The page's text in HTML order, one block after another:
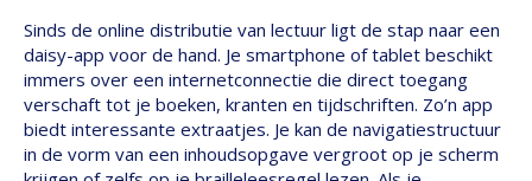
Sinds de online distributie van lectuur ligt de stap naar een
daisy-app voor de hand. Je smartphone of tablet beschikt
immers over een internetconnectie die direct toegang
verschaft tot je boeken, kranten en tijdschriften. Zo’n app
biedt interessante extraatjes. Je kan de navigatiestructuur
in de vorm van een inhoudsopgave vergroot op je scherm